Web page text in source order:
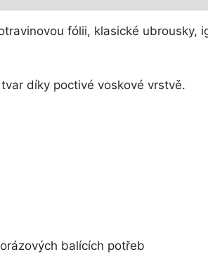
fólii, klasické ubrousky,
díky poctivé voskové vrstvě.
balících potřeb